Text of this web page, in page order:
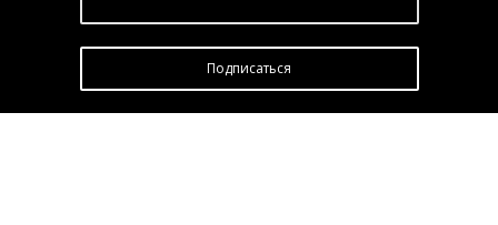
Подписатьcя